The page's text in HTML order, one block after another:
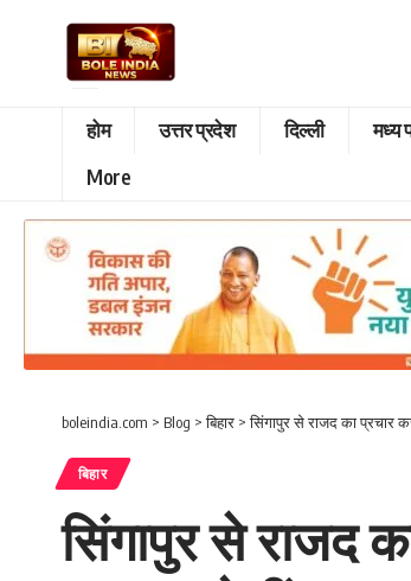
होम उत्तर प्रदेश दिल्ली मध्य
More
boleindia.com > Blog >बिहार >सिंगापुर से राजद का प्रचार
बिहार
सिंगापुर से राजद